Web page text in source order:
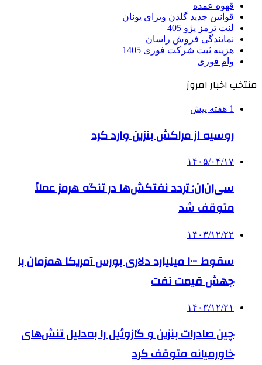
قهوه عمده
قوانین جدید گلدن ویزای یونان
لنت ترمز پژو 405
نمایندگی فروش راسان
هزینه ثبت شرکت فوری 1405
وام فوری
منتخب اخبار امروز
1 هفته پیش
روسیه از مراکش بنزین وارد کرد
۱۴۰۵/۰۴/۱۷
سی‌ان‌ان: تردد نفتکش‌ها در تنگه هرمز عملاً
متوقف شد
۱۴۰۳/۱۲/۲۲
سقوط ۱۰۰۰ میلیارد دلاری بورس آمریکا همزمان با
جهش قیمت نفت
۱۴۰۳/۱۲/۲۱
چین صادرات بنزین و گازوئیل را به‌دلیل تنش‌های
خاورمیانه متوقف کرد